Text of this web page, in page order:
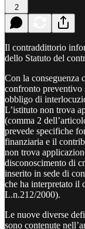
2
Il contraddittorio
dello Statuto del
Con la conseguenza
confronto
obbligo di
L’istituto non trova
(comma 2
prevede specifiche
finanziaria e il
non trova
disconoscimento di
inserito in sede di
che ha interpretato il
L.n.212/2000).
Le nuove diverse
sono contenute